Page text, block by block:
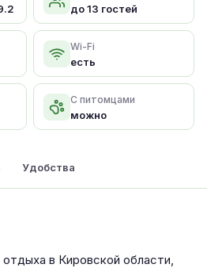
до 13 гостей
Wi-Fi
есть
С питомцами
можно
Удобства
в Кировской области,